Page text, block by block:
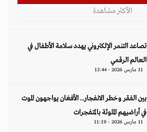
الأكثر مشاهدة
تصاعد التنمر الإلكتروني يهدد سلامة الأطفال في
العالم الرقمي
11 مارس 2026 - 13:44
بين الفقر وخطر الانفجار.. الأفغان يواجهون الموت
في أراضيهم الملوثة بالمتفجرات
11 مارس 2026 - 11:19